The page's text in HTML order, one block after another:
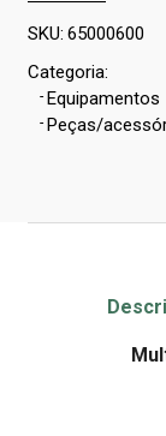
SKU: 65000600
Categoria:
-Equipamentos
-Peças/